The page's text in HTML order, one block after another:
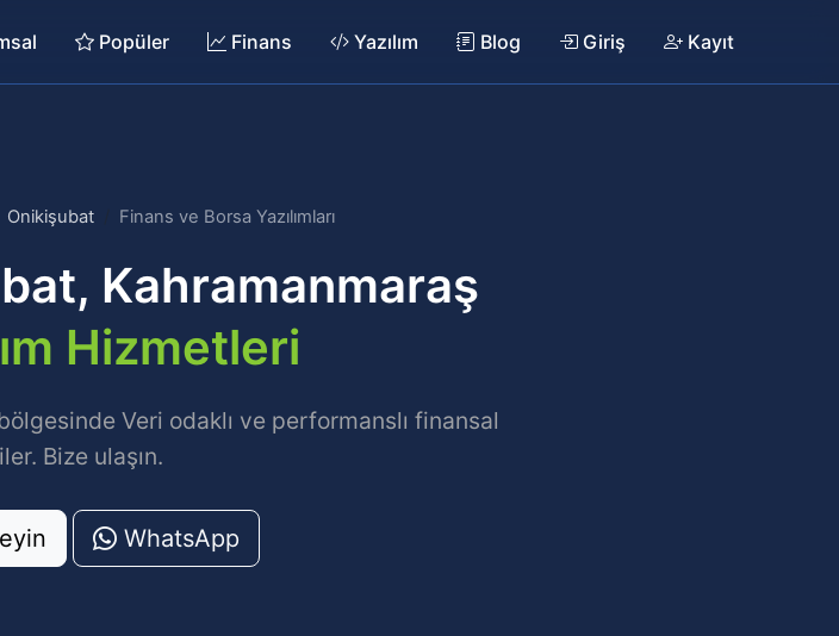
Popüler Finans Yazılım Blog Giriş Kayıt
Onikişubat Finans ve Borsa Yazılımları
Kahramanmaraş
Hizmetleri
Veri odaklı ve performanslı finansal
Bize ulaşın.
WhatsApp